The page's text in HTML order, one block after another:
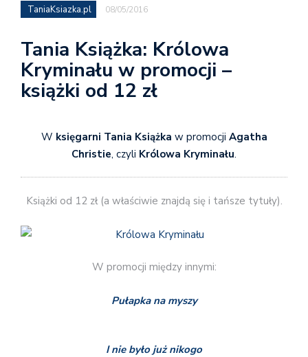
TaniaKsiazka.pl 08/05/2016
Tania Książka: Królowa
Kryminału w promocji –
książki od 12 zł
W księgarni Tania Książka w promocji Agatha
Christie, czyli Królowa Kryminału.
Książki od 12 zł (a właściwie znajdą się i tańsze tytuły).
W promocji między innymi:
Pułapka na myszy
I nie było już nikogo